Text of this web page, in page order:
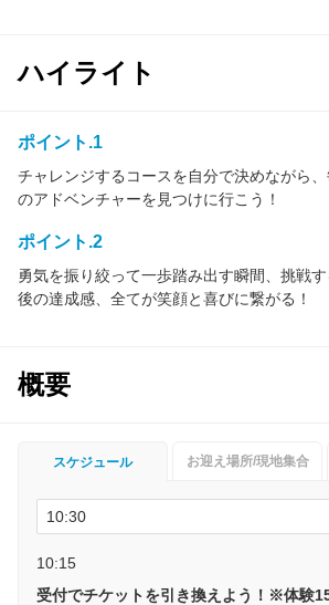
ハイライト
ポイント.1
チャレンジするコースを自分で決めながら
のアドベンチャーを見つけに行こう！
ポイント.2
勇気を振り絞って一歩踏み出す瞬間、挑戦
後の達成感、全てが笑顔と喜びに繋がる！
概要
スケジュール お迎え場所/現地集合
10:15
受付でチケットを引き換えよう！※体験